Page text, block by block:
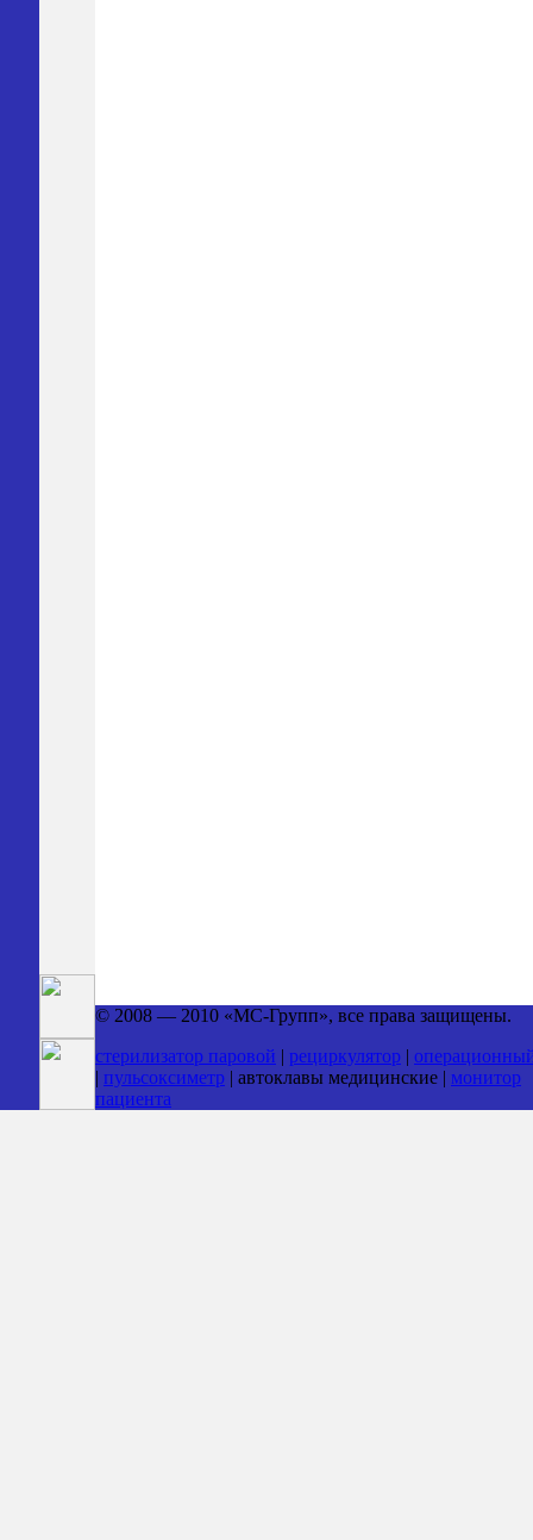
© 2008 — 2010 «МС-Групп», все права защищены.
стерилизатор паровой | рециркулятор |
| пульсоксиметр | автоклавы медицинские | монитор
пациента